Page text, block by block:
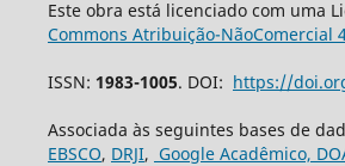
Este obra está licenciado com uma
Commons Atribuição-NãoComercial
ISSN: 1983-1005. DOI: https://
Associada às seguintes bases de
EBSCO, DRJI, Google Acadêmico,